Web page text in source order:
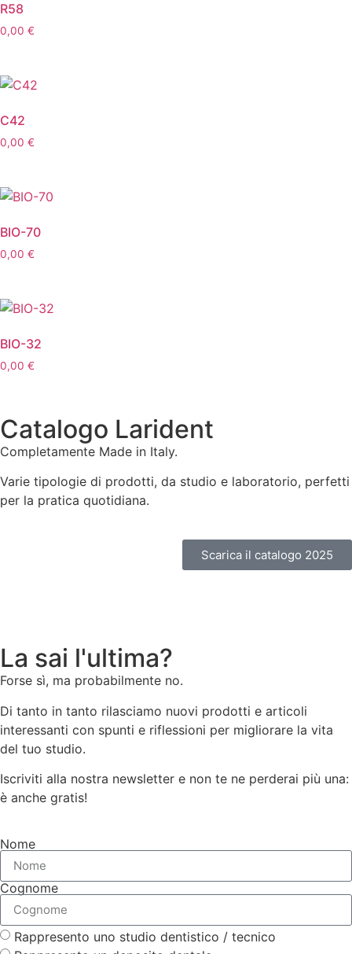
R58
0,00 €
C42
0,00 €
BIO-70
0,00 €
BIO-32
0,00 €
Catalogo Larident
Completamente Made in Italy.
Varie tipologie di prodotti, da studio e laboratorio, perfetti
per la pratica quotidiana.
Scarica il catalogo 2025
La sai l'ultima?
Forse sì, ma probabilmente no.
Di tanto in tanto rilasciamo nuovi prodotti e articoli
interessanti con spunti e riflessioni per migliorare la vita
del tuo studio.
Iscriviti alla nostra newsletter e non te ne perderai più una:
è anche gratis!
Nome
Cognome
Rappresento uno studio dentistico / tecnico